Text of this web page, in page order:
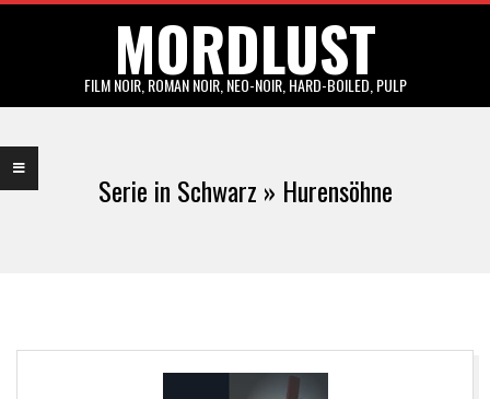
MORDLUST
FILM NOIR, ROMAN NOIR, NEO-NOIR, HARD-BOILED, PULP
Navigation
Serie in Schwarz » Hurensöhne